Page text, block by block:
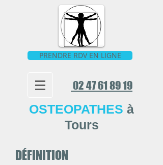
PRENDRE RDV EN LIGNE
02 47 61 89 19
OSTEOPATHES à
Tours
DÉFINITION